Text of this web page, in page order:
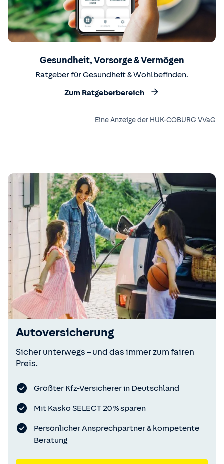
Gesundheit, Vorsorge & Vermögen
Ratgeber für Gesundheit & Wohlbefinden.
Zum Ratgeberbereich
Eine Anzeige der HUK-COBURG VVaG
Autoversicherung
Sicher unterwegs – und das immer zum fairen
Preis.
Größter Kfz-Versicherer in Deutschland
Mit Kasko SELECT 20 % sparen
Persönlicher Ansprechpartner & kompetente
Beratung